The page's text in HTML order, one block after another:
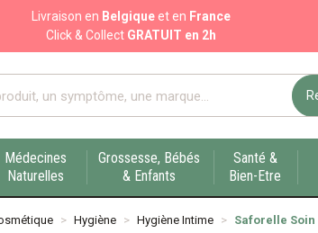
Livraison en Belgique et en France
Click & Collect GRATUIT en 2h
en ligne à votre service sur Liège
Médecines
Naturelles
Grossesse, Bébés
& Enfants
Santé &
Bien-Etre
Hygiène Hygiène Intime Saforelle Soin